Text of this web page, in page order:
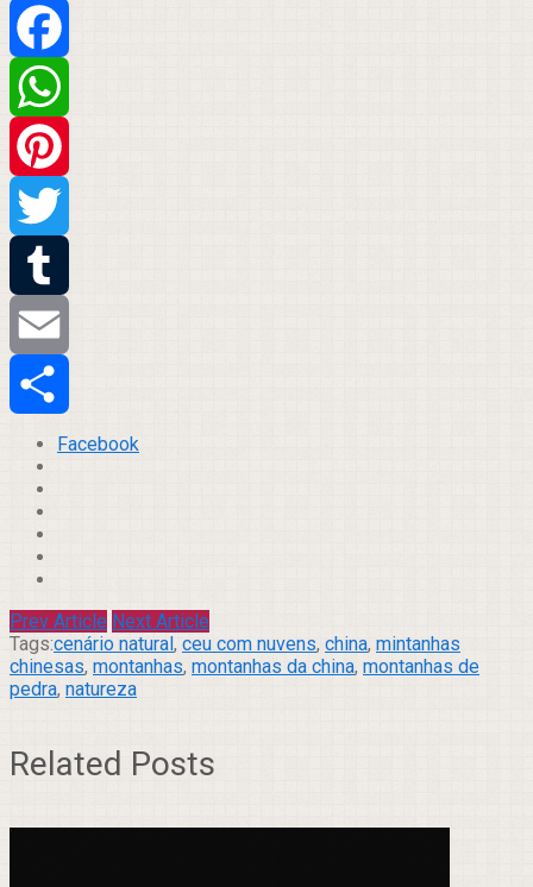
Facebook
WhatsApp
Pinterest
Twitter
Tumblr
Email
Compartilhar
Facebook
Prev Article Next Article
Tags:cenário natural, ceu com nuvens, china, mintanhas
chinesas, montanhas, montanhas da china, montanhas de
pedra, natureza
Related Posts